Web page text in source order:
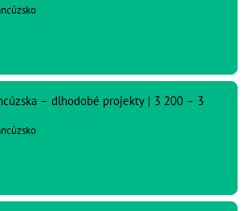
– dlhodobé projekty | 3 200 – 3